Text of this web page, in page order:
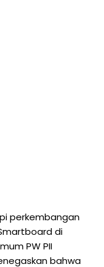
perkembangan
di
PW PII
bahwa